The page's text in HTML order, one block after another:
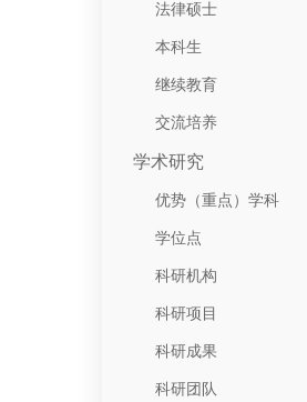
法律硕士
本科生
继续教育
交流培养
学术研究
优势（重点）学科
学位点
科研机构
科研项目
科研成果
科研团队